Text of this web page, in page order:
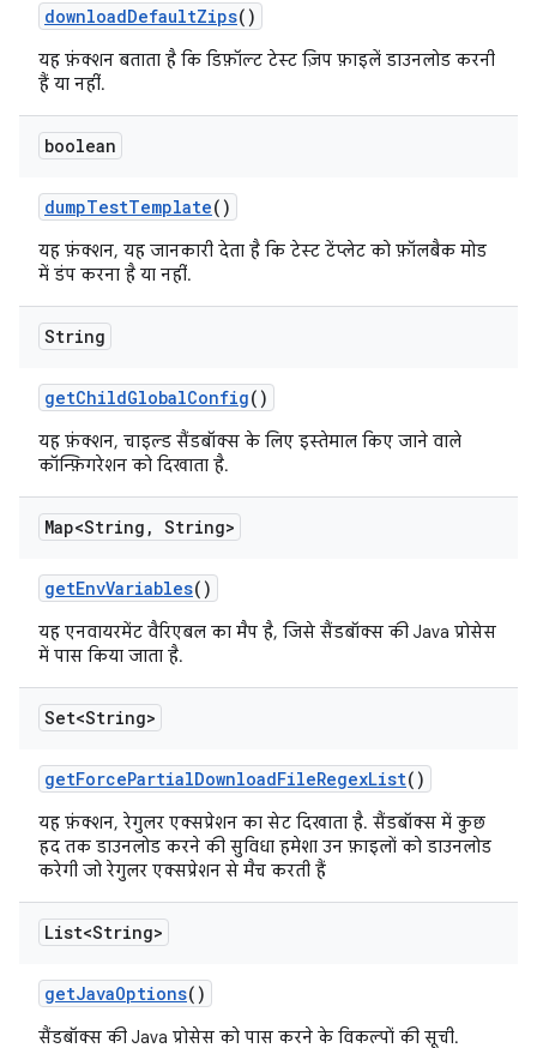
downloadDefaultZips()
यह फ़ंक्शन बताता है कि डिफ़ॉल्ट टेस्ट ज़िप फ़ाइलें डाउनलोड करनी
हैं या नहीं.
boolean
dumpTestTemplate()
यह फ़ंक्शन, यह जानकारी देता है कि टेस्ट टेंप्लेट को फ़ॉलबैक मोड
में डंप करना है या नहीं.
String
getChildGlobalConfig()
यह फ़ंक्शन, चाइल्ड सैंडबॉक्स के लिए इस्तेमाल किए जाने वाले
कॉन्फ़िगरेशन को दिखाता है.
Map<String , String>
getEnvVariables()
यह एनवायरमेंट वैरिएबल का मैप है, जिसे सैंडबॉक्स की Java प्रोसेस
में पास किया जाता है.
Set<String>
getForcePartialDownloadFileRegexList()
यह फ़ंक्शन, रेगुलर एक्सप्रेशन का सेट दिखाता है. सैंडबॉक्स में कुछ
हद तक डाउनलोड करने की सुविधा हमेशा उन फ़ाइलों को डाउनलोड
करेगी जो रेगुलर एक्सप्रेशन से मैच करती हैं
List<String>
getJavaOptions()
सैंडबॉक्स की Java प्रोसेस को पास करने के विकल्पों की सूची.